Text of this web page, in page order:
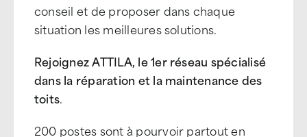
conseil et de proposer dans chaque
situation les meilleures solutions.
Rejoignez ATTILA, le 1er réseau spécialisé
dans la réparation et la maintenance des
toits.
200 postes sont à pourvoir partout en